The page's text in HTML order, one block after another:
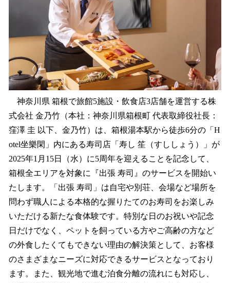
で
神奈川県 箱根で旅館5施設・飲食店3店舗を運営する株
式会社 金乃竹（本社：神奈川県箱根町 代表取締役社長：
窪澤 圭 以下、金乃竹）は、箱根湯本駅から徒歩6分の「H
otel坐樂閑」内にある寿司店「寿し 笙（すししょう）」が
2025年1月15日（水）に5周年を迎えることを記念して、
箱根全エリアを対象に『出張 寿司』のサービスを開始い
たします。「出張 寿司」は自宅や別荘、会場など場所を
問わず職人による本格的な握りたてのお寿司をお楽しみ
いただける新たな食体験です。特別な日のお祝いや記念
日だけでなく、ペットを飼っている方やご高齢の方など
の外食したくてもできない理由の解決策として、お客様
のさまざまなニーズに対応できるサービスとなっており
ます。また、観光地で進む泊食分離の流れにも対応し、